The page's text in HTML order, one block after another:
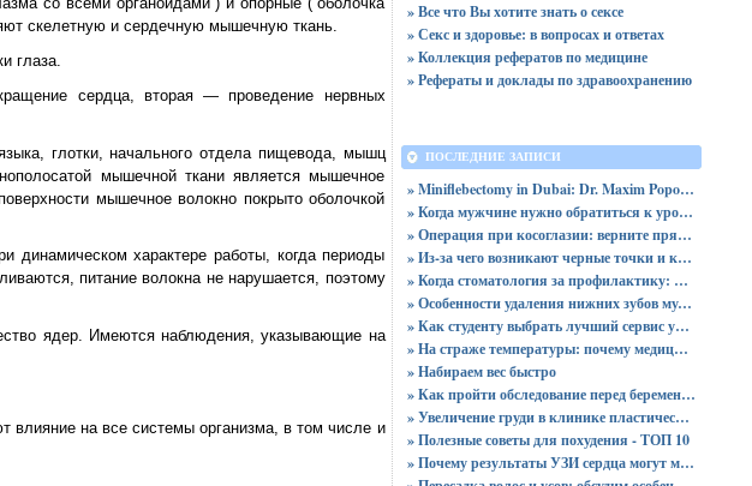
скелетную и сердечную мышечную ткань.
глаза.
сердца, вторая — проведение нервных
глотки, начального отдела пищевода, мышц
мышечной ткани является мышечное
мышечное волокно покрыто оболочкой
характере работы, когда периоды
питание волокна не нарушается, поэтому
ядер. Имеются наблюдения, указывающие на
влияние на все системы организма, в том числе и
» Все что Вы хотите знать о сексе
» Секс и здоровье: в вопросах и ответах
» Коллекция рефератов по медицине
» Рефераты и доклады по здравоохранению
ПОСЛЕДНИЕ ЗАПИСИ
» Miniflebectomy in Dubai: Dr. Maxim Popovtsev
» Когда мужчине нужно обратиться к урологу: симптомы и диагностика
» Операция при косоглазии: верните прямой и уверенный взгляд
» Из-за чего возникают черные точки и каким образом их устранить?
» Когда стоматология за профилактику: почему NOVIKOVSKI выступает против сахара
» Особенности удаления нижних зубов мудрости: показания и процесс операции
» Как студенту выбрать лучший сервис учебной помощи и не ошибиться
» На страже температуры: почему медицинские холодильники незаменимы в здравоохранении?
» Набираем вес быстро
» Как пройти обследование перед беременностью
» Увеличение груди в клинике пластической хирургии
» Полезные советы для похудения - ТОП 10
» Почему результаты УЗИ сердца могут меняться от состояния человека и что это говорит о работе сердечной мышцы